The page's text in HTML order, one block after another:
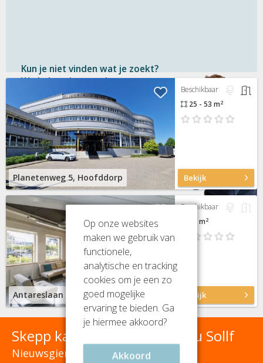
Kun je niet vinden wat je zoekt?
We helpen je graag!
Gratisen vrijblijvend
Binnen 1 uurantwoord
Persoonlijke hulp
Neem contact op
Planetenweg 5, Hoofddorp
Beschikbaar
25 - 53 m2
Bekijk
Antareslaan 65, Hoofddorp
Beschikbaar
22 m2
Bekijk
Skepp kantoor(ver)huur is nu Sollf
Nieuwsgierig? It's one click away!
Op onze websites
maken we gebruik van
functionele,
analytische en tracking
cookies om je een zo
goed mogelijke
ervaring te bieden. Ga
je hiermee akkoord?
Akkoord